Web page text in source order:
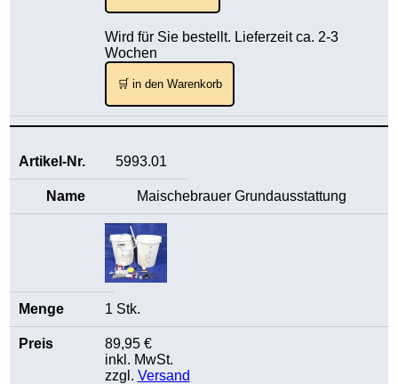
Wird für Sie bestellt. Lieferzeit ca. 2-3
Wochen
🛒 in den Warenkorb
5993.01
Maischebrauer Grundausstattung
1 Stk.
89,95 €
inkl. MwSt.
zzgl. Versand